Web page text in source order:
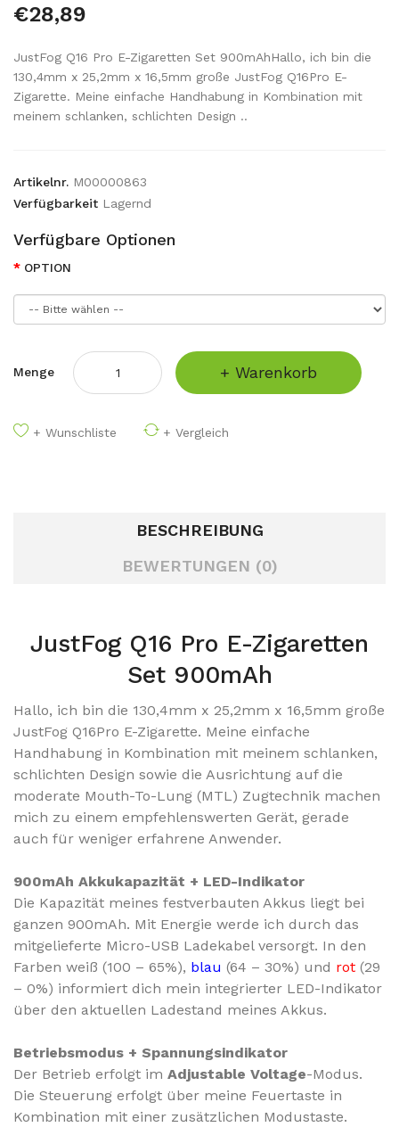
€28,89
JustFog Q16 Pro E-Zigaretten Set 900mAhHallo, ich bin die
130,4mm x 25,2mm x 16,5mm große JustFog Q16Pro E-
Zigarette. Meine einfache Handhabung in Kombination mit
meinem schlanken, schlichten Design ..
Artikelnr. M00000863
Verfügbarkeit Lagernd
Verfügbare Optionen
OPTION
Menge + Warenkorb
+ Wunschliste + Vergleich
BESCHREIBUNG
BEWERTUNGEN (0)
JustFog Q16 Pro E-Zigaretten
Set 900mAh
Hallo, ich bin die 130,4mm x 25,2mm x 16,5mm große
JustFog Q16Pro E-Zigarette. Meine einfache
Handhabung in Kombination mit meinem schlanken,
schlichten Design sowie die Ausrichtung auf die
moderate Mouth-To-Lung (MTL) Zugtechnik machen
mich zu einem empfehlenswerten Gerät, gerade
auch für weniger erfahrene Anwender.
900mAh Akkukapazität + LED-Indikator
Die Kapazität meines festverbauten Akkus liegt bei
ganzen 900mAh. Mit Energie werde ich durch das
mitgelieferte Micro-USB Ladekabel versorgt. In den
Farben weiß (100 – 65%), blau (64 – 30%) und rot (29
– 0%) informiert dich mein integrierter LED-Indikator
über den aktuellen Ladestand meines Akkus.
Betriebsmodus + Spannungsindikator
Der Betrieb erfolgt im Adjustable Voltage-Modus.
Die Steuerung erfolgt über meine Feuertaste in
Kombination mit einer zusätzlichen Modustaste.